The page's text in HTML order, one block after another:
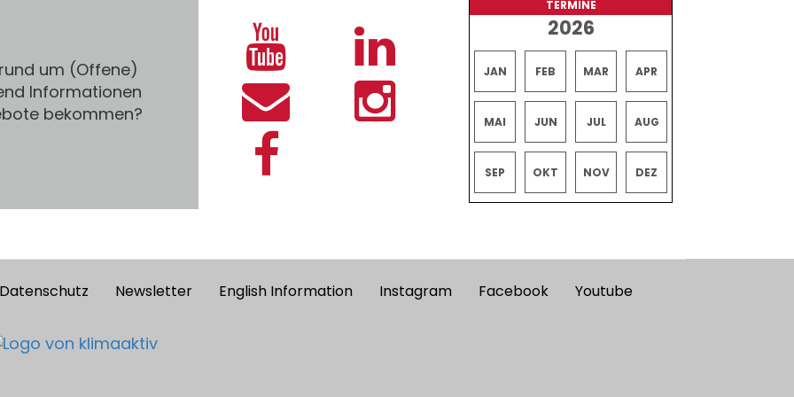
um (Offene)
Informationen
bekommen?
TERMINE
2026
JAN FEB MAR APR
MAI JUN JUL AUG
SEP OKT NOV DEZ
Datenschutz Newsletter English Information Instagram Facebook Youtube